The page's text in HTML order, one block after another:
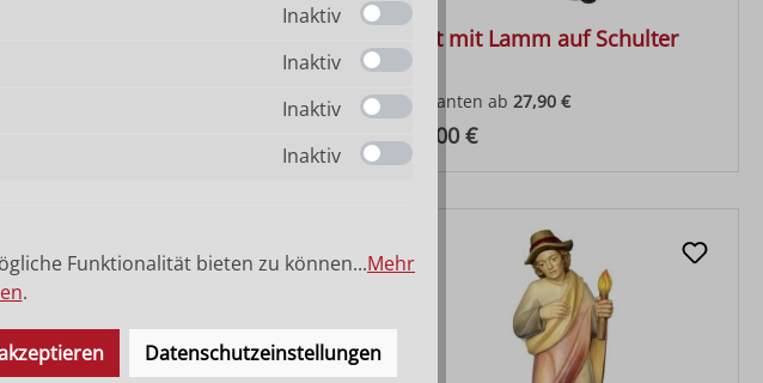
Hirt mit Lamm auf Schulter
Varianten ab 27,90 €
Regulärer Preis:
71,00 €
Inaktiv
Inaktiv
Inaktiv
Inaktiv
Funktionalität bieten zu können...Mehr
.
Datenschutzeinstellungen